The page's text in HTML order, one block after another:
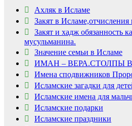
Ахляк в Исламе
Закят в
Закят и хадж обязанность
мусульманина.
Значение семьи в Исламе
ИМАН – ВЕРА.СТОЛПЫ
Имена сподвижников
Исламские загадки для
Исламские имена для
Исламские подарки
Исламские праздники